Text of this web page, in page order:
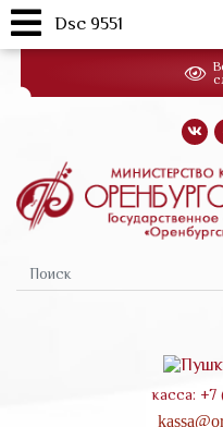
Перейти
основному
Форма
поиска
касса:
Dsc 9551